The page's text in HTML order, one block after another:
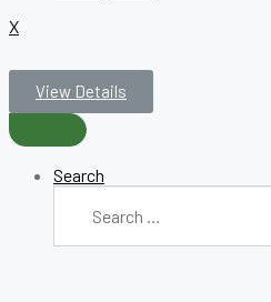
X
View Details
Search